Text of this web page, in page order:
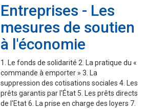
Entreprises - Les
mesures de soutien
à l'économie
1. Le fonds de solidarité 2. La pratique du «
commande à emporter » 3. La
suppression des cotisations sociales 4. Les
prêts garantis par l'État 5. Les prêts directs
de l'Etat 6. La prise en charge des loyers 7.